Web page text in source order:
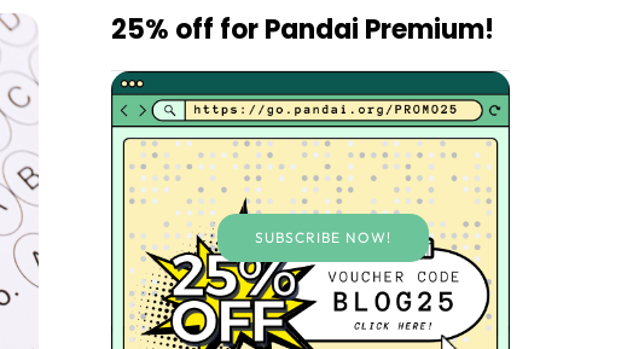
25% off for Pandai Premium!
SUBSCRIBE NOW!